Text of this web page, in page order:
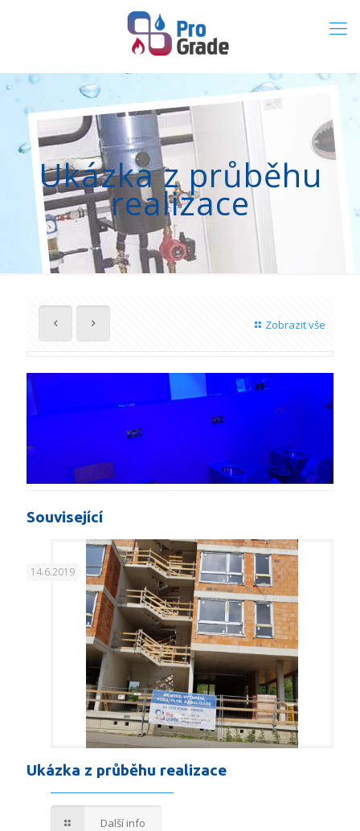
Ukázka z průběhu
realizace
Zobrazit vše
Související
14.6.2019
Ukázka z průběhu realizace
Další info